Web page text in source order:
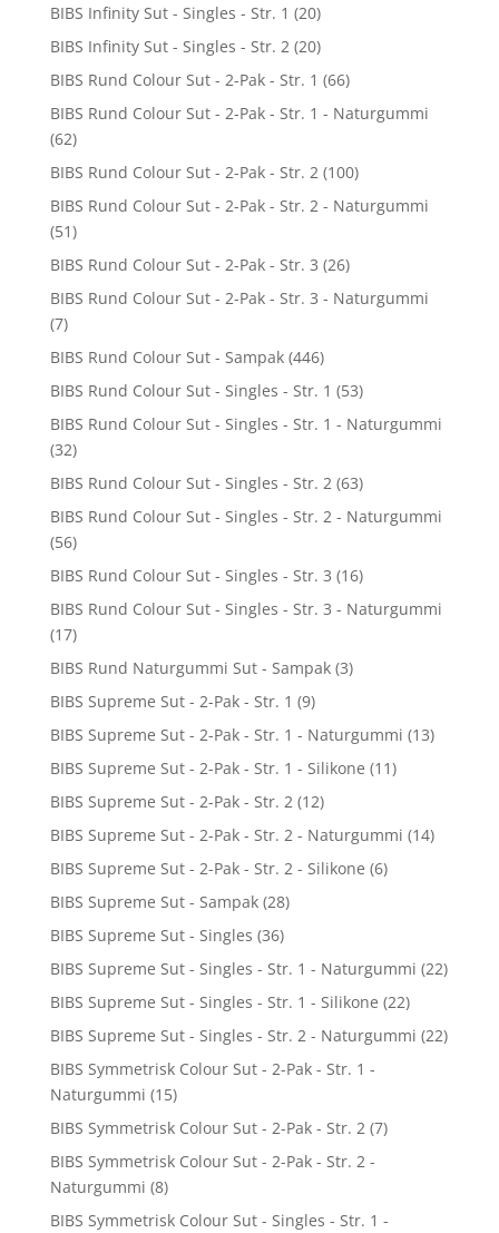
BIBS Infinity Sut - Singles - Str. 1 (20)
BIBS Infinity Sut - Singles - Str. 2 (20)
BIBS Rund Colour Sut - 2-Pak - Str. 1 (66)
BIBS Rund Colour Sut - 2-Pak - Str. 1 - Naturgummi
(62)
BIBS Rund Colour Sut - 2-Pak - Str. 2 (100)
BIBS Rund Colour Sut - 2-Pak - Str. 2 - Naturgummi
(51)
BIBS Rund Colour Sut - 2-Pak - Str. 3 (26)
BIBS Rund Colour Sut - 2-Pak - Str. 3 - Naturgummi
(7)
BIBS Rund Colour Sut - Sampak (446)
BIBS Rund Colour Sut - Singles - Str. 1 (53)
BIBS Rund Colour Sut - Singles - Str. 1 - Naturgummi
(32)
BIBS Rund Colour Sut - Singles - Str. 2 (63)
BIBS Rund Colour Sut - Singles - Str. 2 - Naturgummi
(56)
BIBS Rund Colour Sut - Singles - Str. 3 (16)
BIBS Rund Colour Sut - Singles - Str. 3 - Naturgummi
(17)
BIBS Rund Naturgummi Sut - Sampak (3)
BIBS Supreme Sut - 2-Pak - Str. 1 (9)
BIBS Supreme Sut - 2-Pak - Str. 1 - Naturgummi (13)
BIBS Supreme Sut - 2-Pak - Str. 1 - Silikone (11)
BIBS Supreme Sut - 2-Pak - Str. 2 (12)
BIBS Supreme Sut - 2-Pak - Str. 2 - Naturgummi (14)
BIBS Supreme Sut - 2-Pak - Str. 2 - Silikone (6)
BIBS Supreme Sut - Sampak (28)
BIBS Supreme Sut - Singles (36)
BIBS Supreme Sut - Singles - Str. 1 - Naturgummi (22)
BIBS Supreme Sut - Singles - Str. 1 - Silikone (22)
BIBS Supreme Sut - Singles - Str. 2 - Naturgummi (22)
BIBS Symmetrisk Colour Sut - 2-Pak - Str. 1 -
Naturgummi (15)
BIBS Symmetrisk Colour Sut - 2-Pak - Str. 2 (7)
BIBS Symmetrisk Colour Sut - 2-Pak - Str. 2 -
Naturgummi (8)
BIBS Symmetrisk Colour Sut - Singles - Str. 1 -